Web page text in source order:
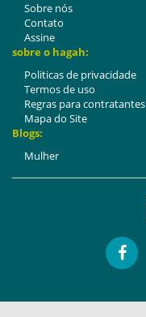
Sobre nós
Contato
Assine
sobre o hagah:
Politicas de privacidade
Termos de uso
Regras para contratantes
Mapa do Site
Blogs:
Mulher